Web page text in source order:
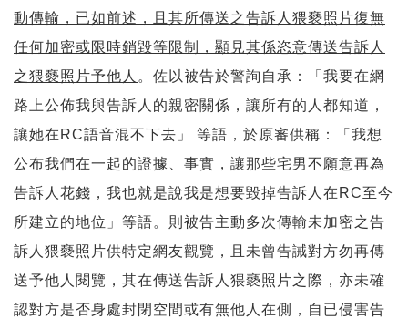
動傳輸，已如前述，且其所傳送之告訴人猥褻照片復無
任何加密或限時銷毀等限制，顯見其係恣意傳送告訴人
之猥褻照片予他人 。佐以被告於警詢自承：「我要在網
路上公佈我與告訴人的親密關係，讓所有的人都知道，
讓她在RC語音混不下去」 等語，於原審供稱：「我想
公布我們在一起的證據、事實，讓那些宅男不願意再為
告訴人花錢，我也就是說我是想要毀掉告訴人在RC至今
所建立的地位」等語。則被告主動多次傳輸未加密之告
訴人猥褻照片供特定網友觀覽，且未曾告誡對方勿再傳
送予他人閱覽，其在傳送告訴人猥褻照片之際，亦未確
認對方是否身處封閉空間或有無他人在側，自已侵害告